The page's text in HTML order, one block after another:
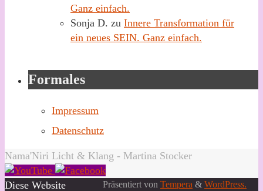
Ganz einfach.
Sonja D. zu Innere Transformation für
ein neues SEIN. Ganz einfach.
Formales
Impressum
Datenschutz
Nama'Niri Licht & Klang - Martina Stocker
Präsentiert von Tempera & WordPress.
Diese Website